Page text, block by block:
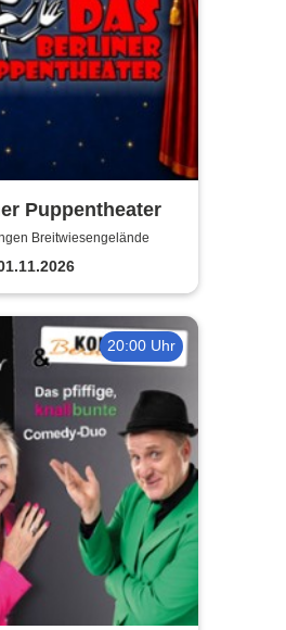
Puppentheater
Breitwiesengelände
20:00 Uhr